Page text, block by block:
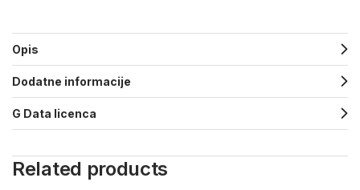
Opis
Dodatne informacije
G Data licenca
Related products